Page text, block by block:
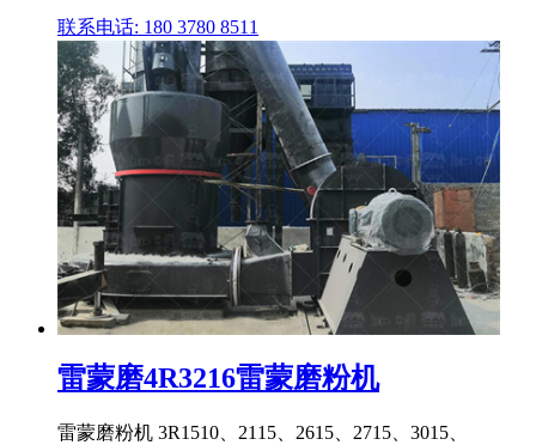
联系电话: 180 3780 8511
雷蒙磨4R3216雷蒙磨粉机
雷蒙磨粉机 3R1510、2115、2615、2715、3015、